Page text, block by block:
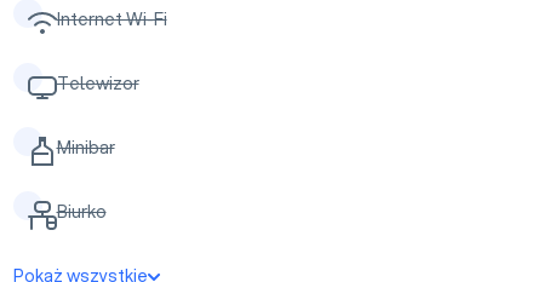
Internet Wi-Fi
Telewizor
Minibar
Biurko
Pokaż wszystkie